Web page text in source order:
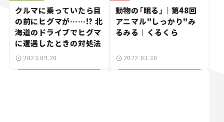
クルマに乗っていたら目
の前にヒグマが……!? 北
海道のドライブでヒグマ
に遭遇したときの対処法
2023.09.20
動物の「眠る」｜第48回
アニマル"しっかり"み
るみる｜くるくら
2022.03.30